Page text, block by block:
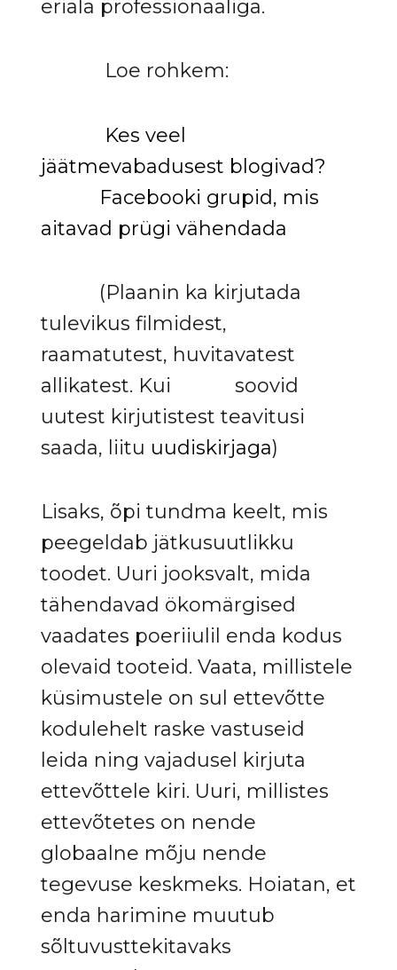
eriala professionaaliga.
Loe rohkem:
Kes veel
jäätmevabadusest blogivad?
Facebooki grupid, mis
aitavad prügi vähendada
(Plaanin ka kirjutada
tulevikus filmidest,
raamatutest, huvitavatest
allikatest. Kui soovid
uutest kirjutistest teavitusi
saada, liitu uudiskirjaga)
Lisaks, õpi tundma keelt, mis
peegeldab jätkusuutlikku
toodet. Uuri jooksvalt, mida
tähendavad ökomärgised
vaadates poeriiulil enda kodus
olevaid tooteid. Vaata, millistele
küsimustele on sul ettevõtte
kodulehelt raske vastuseid
leida ning vajadusel kirjuta
ettevõttele kiri. Uuri, millistes
ettevõtetes on nende
globaalne mõju nende
tegevuse keskmeks. Hoiatan, et
enda harimine muutub
sõltuvusttekitavaks